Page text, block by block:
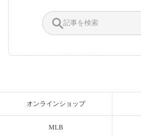
オンラインショップ
MLB